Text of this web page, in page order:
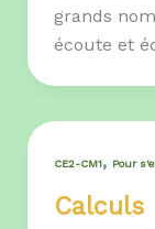
grands
écoute et
CE2-CM1, Pour
Calculs